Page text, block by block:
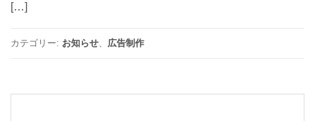
[…]
カテゴリー: お知らせ、 広告制作